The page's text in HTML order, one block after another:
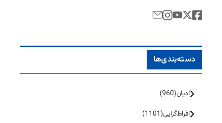
دسته‌بندی‌ها
ادیان(960)
افراط‌گرایی(1101)